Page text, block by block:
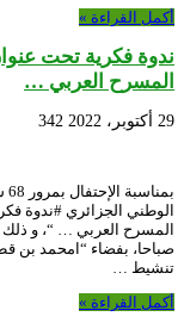
أكمل القراءة »
ندوة فكرية تحت
المسرح العربي …
29 أكتوبر، 2022 342
الوطني الجزائري #ندوة
صباحا، بفضاء “امحمد بن
تنشيط …
أكمل القراءة »